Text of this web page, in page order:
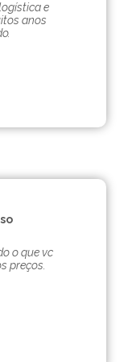
e
anos
o que vc
preços.